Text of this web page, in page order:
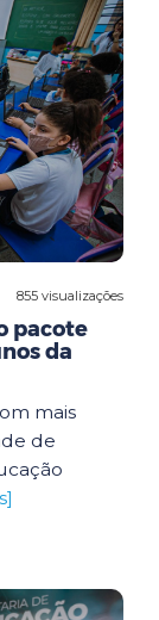
855 visualizações
pacote
da
mais
de